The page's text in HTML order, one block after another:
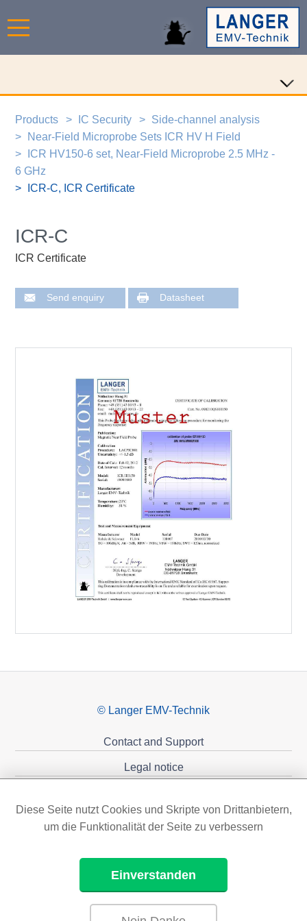
Products IC Security
Side-channel analysis
Near-Field Microprobe Sets ICR HV H Field
ICR HV150-6 set, Near-Field Microprobe 2.5 MHz -
6 GHz
ICR-C, ICR Certificate
ICR-C
ICR Certificate
Send enquiry Datasheet
© Langer EMV-Technik
Contact and Support
Legal notice
Diese Seite nutzt Cookies und Skripte von Drittanbietern,
um die Funktionalität der Seite zu verbessern
Einverstanden